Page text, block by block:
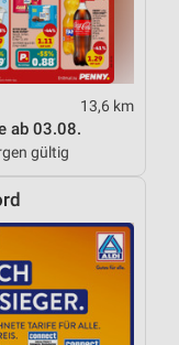
13,6 km
ab 03.08.
gültig
oder
von